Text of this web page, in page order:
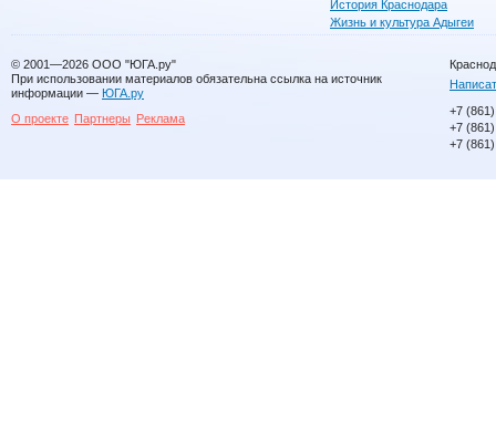
История Краснодара
Жизнь и культура Адыгеи
© 2001—2026 ООО "ЮГА.ру"
При использовании материалов обязательна ссылка на источник
информации — ЮГА.ру
О проекте Партнеры Реклама
+7
+7
+7